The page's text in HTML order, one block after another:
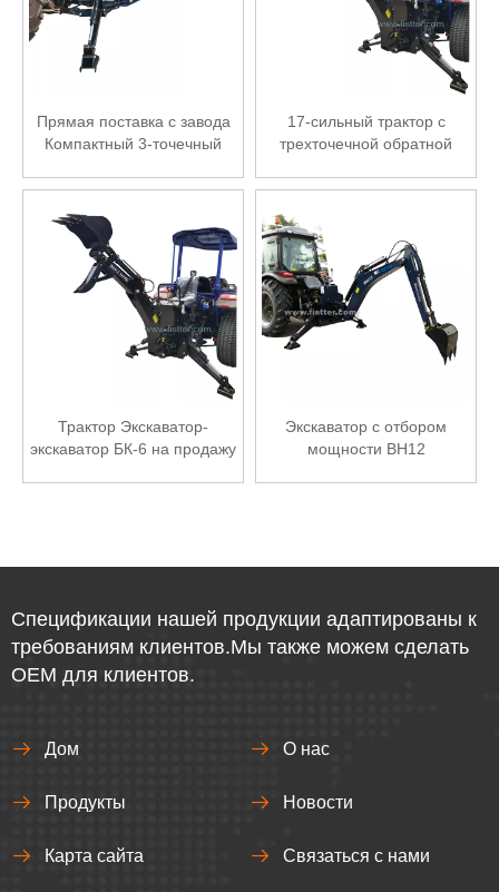
Прямая поставка с завода
Компактный 3-точечный
высшего качества для
17-сильный трактор с
трехточечной обратной
Трактор Экскаватор-
экскаватор БК-6 на продажу
Экскаватор с отбором
мощности BH12
Спецификации нашей продукции адаптированы к
требованиям клиентов.Мы также можем сделать
OEM для клиентов.
Дом О нас
Продукты Новости
Карта сайта Связаться с нами